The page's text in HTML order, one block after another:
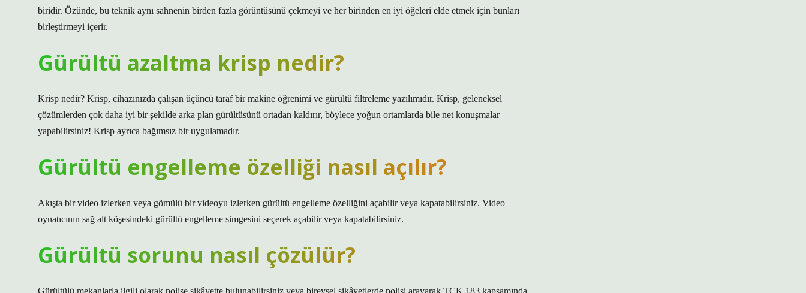
biridir. Özünde, bu teknik aynı sahnenin birden fazla görüntüsünü çekmeyi ve her birinden en iyi öğeleri elde etmek için bunları
birleştirmeyi içerir.
Gürültü azaltma krisp nedir?
Krisp nedir? Krisp, cihazınızda çalışan üçüncü taraf bir makine öğrenimi ve gürültü filtreleme yazılımıdır. Krisp, geleneksel
çözümlerden çok daha iyi bir şekilde arka plan gürültüsünü ortadan kaldırır, böylece yoğun ortamlarda bile net konuşmalar
yapabilirsiniz! Krisp ayrıca bağımsız bir uygulamadır.
Gürültü engelleme özelliği nasıl açılır?
Akışta bir video izlerken veya gömülü bir videoyu izlerken gürültü engelleme özelliğini açabilir veya kapatabilirsiniz. Video
oynatıcının sağ alt köşesindeki gürültü engelleme simgesini seçerek açabilir veya kapatabilirsiniz.
Gürültü sorunu nasıl çözülür?
Gürültülü mekanlarla ilgili olarak polise şikâyette bulunabilirsiniz veya bireysel şikâyetlerde polisi arayarak TCK 183 kapsamında